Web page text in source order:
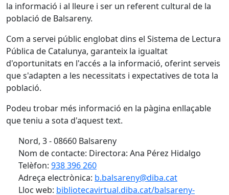
la informació i al lleure i ser un referent cultural de la
població de Balsareny.
Com a servei públic englobat dins el Sistema de Lectura
Pública de Catalunya, garanteix la igualtat
d'oportunitats en l'accés a la informació, oferint serveis
que s'adapten a les necessitats i expectatives de tota la
població.
Podeu trobar més informació en la pàgina enllaçable
que teniu a sota d'aquest text.
Nord, 3 - 08660 Balsareny
Nom de contacte: Directora: Ana Pérez Hidalgo
Telèfon: 938 396 260
Adreça electrònica: b.balsareny@diba.cat
Lloc web: bibliotecavirtual.diba.cat/balsareny-